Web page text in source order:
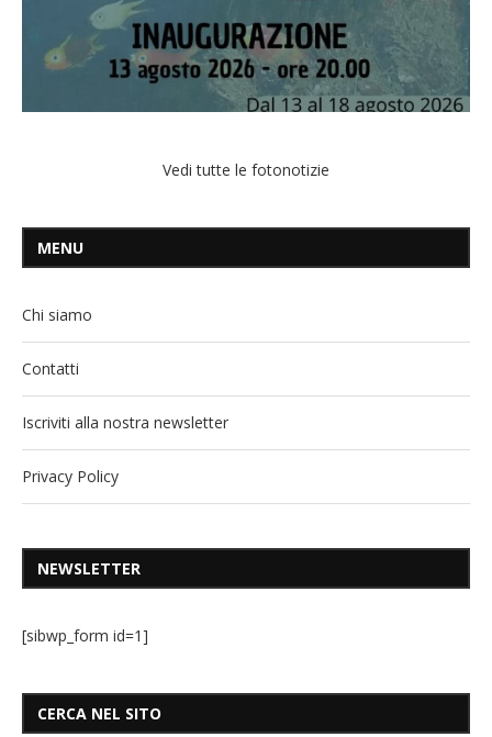
Vedi tutte le fotonotizie
MENU
Chi siamo
Contatti
Iscriviti alla nostra newsletter
Privacy Policy
NEWSLETTER
[sibwp_form id=1]
CERCA NEL SITO